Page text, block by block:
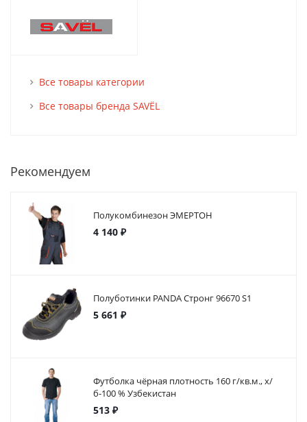
Все товары категории
Все товары бренда SAVЁL
Рекомендуем
Полукомбинезон ЭМЕРТОН
4 140 ₽
Полуботинки PANDA Стронг 96670 S1
5 661 ₽
Футболка чёрная плотность 160 г/кв.м., х/
б-100 % Узбекистан
513 ₽